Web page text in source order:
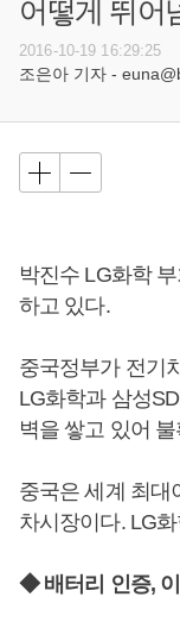
어떻게 뛰어
2016-10-19 16:29:25
조은아 기자 -
박진수 LG화학
하고 있다.
중국정부가 전기
LG화학과 삼성
벽을 쌓고 있어
중국은 세계 최대
차시장이다. LG
◆ 배터리 인증,